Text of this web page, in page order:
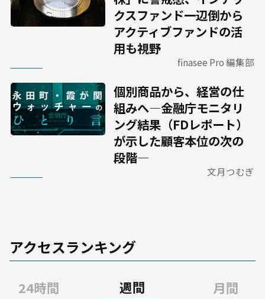
クスファンド一辺倒から
アクティブファンドの活
用も視野
finasee Pro 編集部
個別商品から、経営の仕
組みへ―金融庁モニタリ
ング結果（FDレポート）
が示した顧客本位の次の
段階―
文月つむぎ
アクセスランキング
24時間 週間 月間